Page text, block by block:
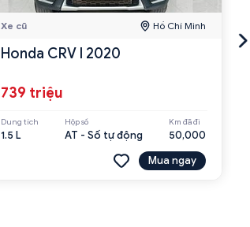
Xe cũ Hồ Chí Minh
Honda CRV l 2020
739 triệu
Dung tích
1.5 L
Hộp số
AT - Số tự động
Km đã đi
50,000
Mua ngay